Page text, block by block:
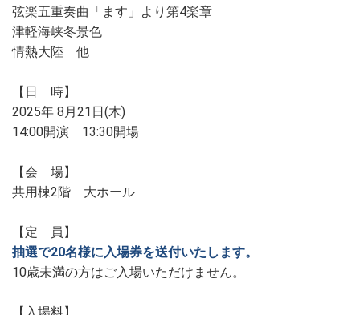
弦楽五重奏曲「ます」より第4楽章
津軽海峡冬景色
情熱大陸 他
【日 時】
2025年 8月21日(木)
14:00開演 13:30開場
【会 場】
共用棟2階 大ホール
【定 員】
抽選で20名様に入場券を送付いたします。
10歳未満の方はご入場いただけません。